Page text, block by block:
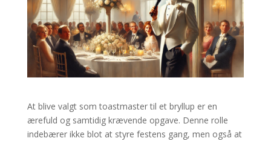
At blive valgt som toastmaster til et bryllup er en
ærefuld og samtidig krævende opgave. Denne rolle
indebærer ikke blot at styre festens gang, men også at